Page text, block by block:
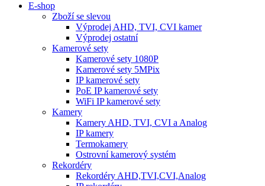
E-shop
Zboží se slevou
Výprodej AHD, TVI, CVI kamer
Výprodej ostatní
Kamerové sety
Kamerové sety 1080P
Kamerové sety 5MPix
IP kamerové sety
PoE IP kamerové sety
WiFi IP kamerové sety
Kamery
Kamery AHD, TVI, CVI a Analog
IP kamery
Termokamery
Ostrovní kamerový systém
Rekordéry
Rekordéry AHD,TVI,CVI,Analog